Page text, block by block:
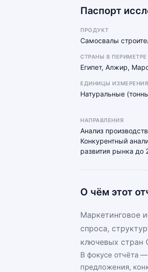
Паспорт
ПРОДУКТ
Самосвалы
СТРАНЫ В ПЕРИМЕТРЕ
Египет, Алжир,
ЕДИНИЦЫ ИЗМЕРЕНИЯ
Натуральные
НАПРАВЛЕНИЯ
Анализ
Конкурентный
развития рынка до
О чём этот
Маркетинговое
спроса,
ключевых стран
В фокусе отчёта
предложения,